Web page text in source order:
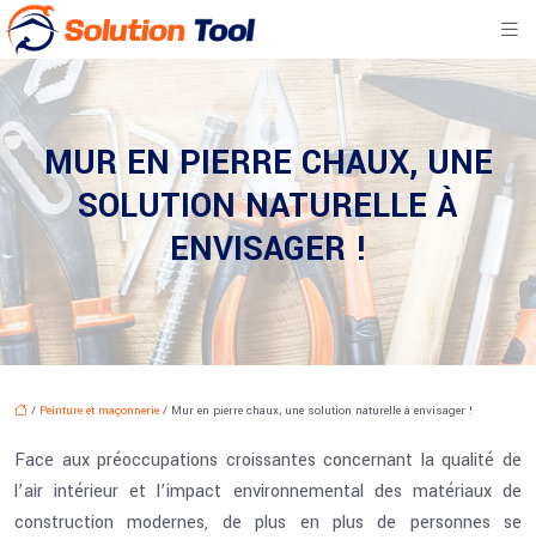
MUR EN PIERRE CHAUX, UNE
SOLUTION NATURELLE À
ENVISAGER !
/ Peinture et maçonnerie / Mur en pierre chaux, une solution naturelle à envisager !
Face aux préoccupations croissantes concernant la qualité de
l’air intérieur et l’impact environnemental des matériaux de
construction modernes, de plus en plus de personnes se